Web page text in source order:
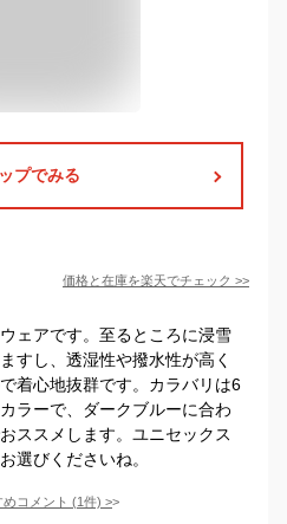
プでみる
価格と在庫を楽天でチェック >>
ェアです。至るところに浸雪
すし、透湿性や撥水性が高く
着心地抜群です。カラバリは6
ラーで、ダークブルーに合わ
ススメします。ユニセックス
選びくださいね。
コメント (1件) >